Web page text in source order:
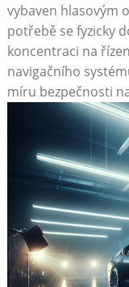
vybaven hlasovým
potřebě se fyzicky
koncentraci na
navigačního
míru bezpečnosti